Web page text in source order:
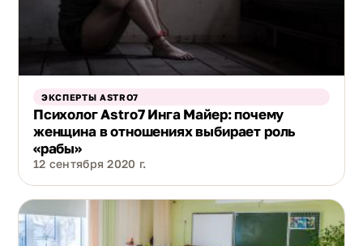
ЭКСПЕРТЫ ASTRO7
Психолог Astro7 Инга Майер: почему
женщина в отношениях выбирает роль
«рабы»
12 сентября 2020 г.